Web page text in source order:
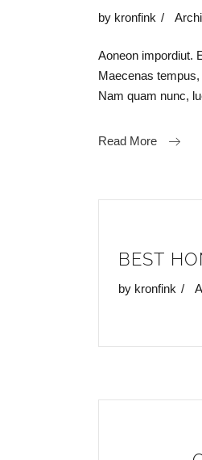
by kronfink
Aoneon impordiut.
Maecenas
Nam quam nunc,
Read More
BEST
by kronfink